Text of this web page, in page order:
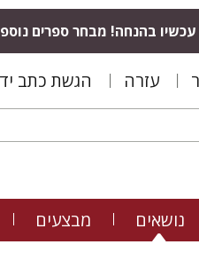
עכשיו בהנחה! מבחר ספרים
עזרה הגשת כתב יד
נושאים מבצעים